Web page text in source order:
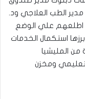
مدير الطب العلاجي ود.
اطلعهم علي الوضع
استكمال الخدمات
من المليشيا
ومخزن